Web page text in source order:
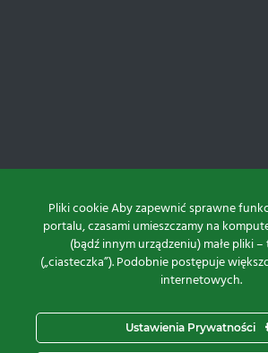
Projekt i realizacja:
Pliki cookie Aby zapewnić sprawne
portalu, czasami umieszczamy na
(bądź innym urządzeniu) małe pliki
(„ciasteczka”). Podobnie postępuje
internetowych.
Ustawienia Prywatności